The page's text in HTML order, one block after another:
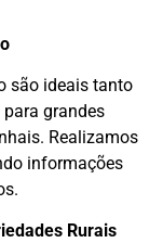
são ideais tanto
grandes
Realizamos
informações
Rurais